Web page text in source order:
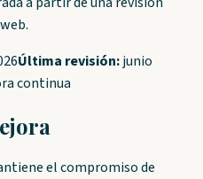
Última revisión:junio
continua
el compromiso de